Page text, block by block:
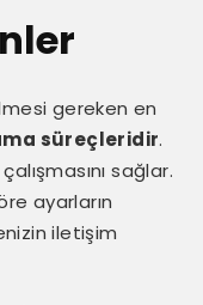
gereken en
süreçleridir.
sağlar.
ayarların
iletişim